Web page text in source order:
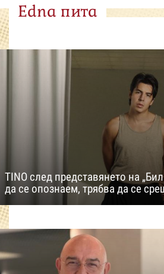
Edna пита
TINO след представянето на
да се опознаем, трябва да се